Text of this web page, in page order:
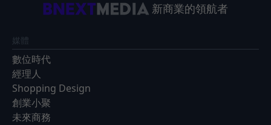
新商業的領航者
媒體
數位時代
經理人
Shopping Design
創業小聚
未來商務